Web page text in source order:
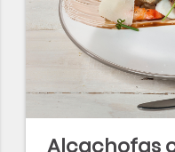
Alcachofas